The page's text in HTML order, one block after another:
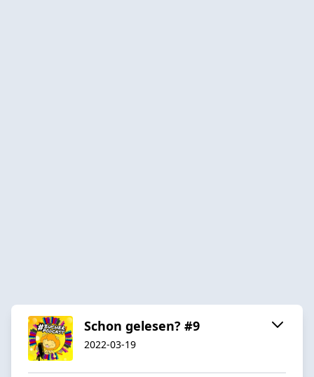
Schon gelesen? #9
2022-03-19